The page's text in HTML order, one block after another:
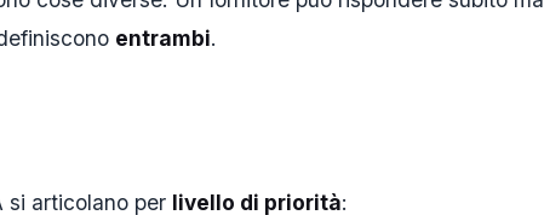
entrambi.
si articolano per livello di priorità: